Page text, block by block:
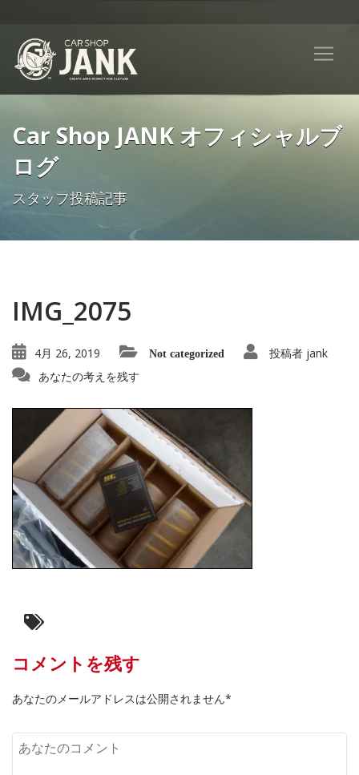
Car Shop JANK オフィシャルブ
ログ
スタッフ投稿記事
IMG_2075
4月 26, 2019 Not categorized 投稿者 jank
あなたの考えを残す
コメントを残す
あなたのメールアドレスは公開されません*